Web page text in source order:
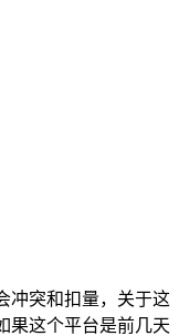
冲突和扣量，关于这
果这个平台是前几天